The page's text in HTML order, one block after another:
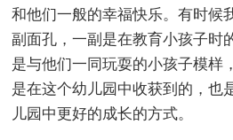
和他们一般的幸福快乐。有时候
副面孔，一副是在教育小孩子时
是与他们一同玩耍的小孩子模样
是在这个幼儿园中收获到的，也
儿园中更好的成长的方式。